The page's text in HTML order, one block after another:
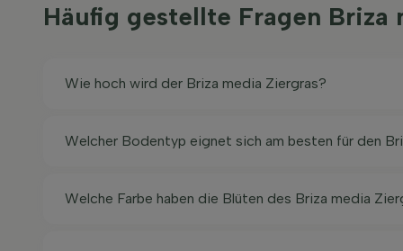
Häufig gestellte Fragen Briza
Wie hoch wird der Briza media Ziergras?
Welcher Bodentyp eignet sich am besten für den
Welche Farbe haben die Blüten des Briza media